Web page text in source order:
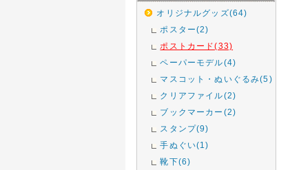
オリジナルグッズ(64)
ポスター(2)
ポストカード(33)
ペーパーモデル(4)
マスコット・ぬいぐるみ(5)
クリアファイル(2)
ブックマーカー(2)
スタンプ(9)
手ぬぐい(1)
靴下(6)